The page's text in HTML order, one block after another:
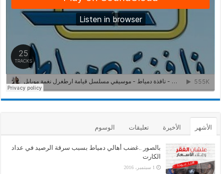
الأشهر الأخيرة تعليقات الوسوم
بالصور ..غضب أهالي دمياط بسبب سرقة الرصيد في عداد
الكارت
1 سبتمبر، 2016